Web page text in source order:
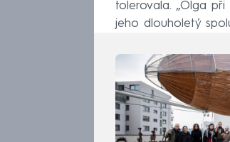
tolerovala. „Olga při
jeho dlouholetý